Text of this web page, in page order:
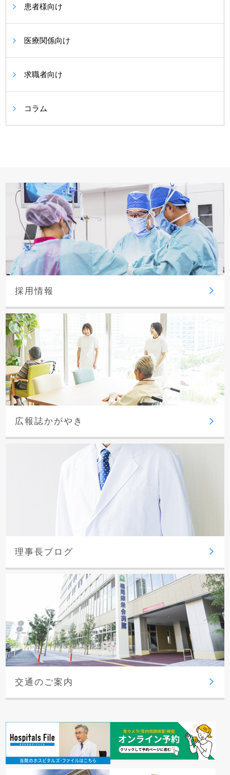
患者様向け
医療関係向け
求職者向け
コラム
採用情報
広報誌かがやき
理事長ブログ
交通のご案内